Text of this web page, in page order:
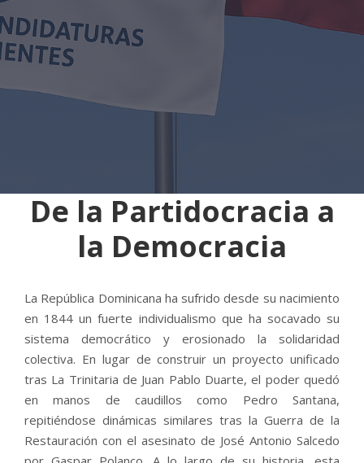
De la Partidocracia a
la Democracia
La República Dominicana ha sufrido desde su nacimiento
en 1844 un fuerte individualismo que ha socavado su
sistema democrático y erosionado la solidaridad
colectiva. En lugar de construir un proyecto unificado
tras La Trinitaria de Juan Pablo Duarte, el poder quedó
en manos de caudillos como Pedro Santana,
repitiéndose dinámicas similares tras la Guerra de la
Restauración con el asesinato de José Antonio Salcedo